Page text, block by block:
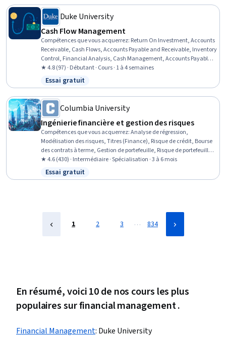
Duke University
Cash Flow Management
Compétences que vous acquerrez: Return On Investment, Accounts
Receivable, Cash Flows, Accounts Payable and Receivable, Inventory
Control, Financial Analysis, Cash Management, Accounts Payable,
Working Capital, Business Metrics, Financial Acumen, Financial
Data, Financial Statements, Performance Measurement, Capital
Expenditure, Operational Efficiency, Strategic Decision-Making
★ 4.8 (97) · Débutant · Cours · 1 à 4 semaines
Statut : Essai gratuit
Essai gratuit
Columbia University
Ingénierie financière et gestion des risques
Compétences que vous acquerrez:Analyse de régression,
Modélisation des risques, Titres (Finance), Risque de crédit, Bourse
des contrats à terme, Gestion de portefeuille, Risque de portefeuille,
Méthodes statistiques, Liquidité du marché, Marchés des capitaux,
Gestion des actifs, Modélisation financière, Modélisation
mathématique, Marché financier, Prêts hypothécaires, Estimation,
★ 4.6 (430) · Intermédiaire · Spécialisation · 3 à 6 mois
Statut : Essai gratuit
Essai gratuit
1 2 3 … 834
En résumé, voici 10 de nos cours les plus
populaires sur financial management .
Financial Management: Duke University